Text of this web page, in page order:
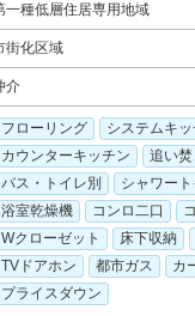
一種低層住居専用地域
街化区域
介
フローリング
システムキッ
カウンターキッチン
追い焚
バス・トイレ別
シャワート
浴室乾燥機
コンロ二口
Wクローゼット
床下収納
TVドアホン
都市ガス
カ
プライスダウン